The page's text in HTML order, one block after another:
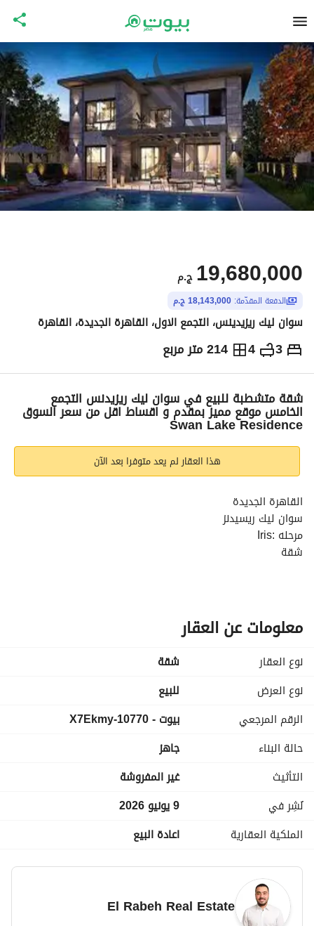
ج.م 19,680,000
الدفعة المقدّمة: 18,143,000 ج.م
سوان ليك ريزيدينس، التجمع الاول، القاهرة الجديدة، القاهرة
3
4 214 متر مربع ج.م19,680,000
التفاصيل الاتجاهات والمؤشرات رهن عقاري
شقة متشطبة للبيع في سوان ليك ريزيدنس التجمع
الخامس موقع مميز بمقدم و اقساط اقل من سعر السوق
Swan Lake Residence
هذا العقار لم يعد متوفرا بعد الآن
القاهرة الجديدة
سوان ليك ريسيدنز
مرحله :Iris
شقة
الدفعة الأولى: ١٨,١٤٣,٠٠٠
. . . . .
معلومات عن العقار
نوع العقار
شقة
نوع العرض
للبيع
الرقم المرجعي
بيوت - 10770-X7Ekmy
حالة البناء
جاهز
التأثيث
غير المفروشة
نُشِر في
9 يونيو 2026
الملكية العقارية
اعادة البيع
El Rabeh Real Estate